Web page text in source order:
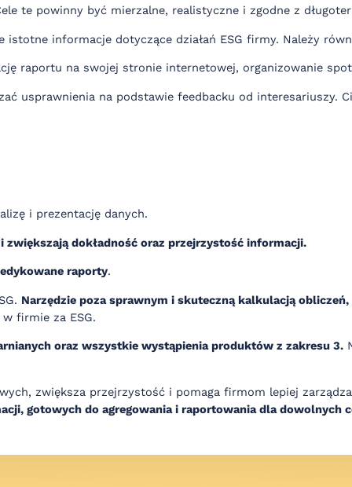
te powinny być mierzalne, realistyczne i zgodne z
informacje dotyczące działań ESG firmy. Należy
raportu na swojej stronie internetowej, organizowanie
na podstawie feedbacku od
i prezentację danych.
dokładność oraz przejrzystość informacji.
raporty.
Narzędzie poza sprawnym i skuteczną kalkulacją
firmie za ESG.
oraz wszystkie wystąpienia produktów z zakresu 3.
zwiększa przejrzystość i pomaga firmom lepiej
gotowych do agregowania i raportowania dla